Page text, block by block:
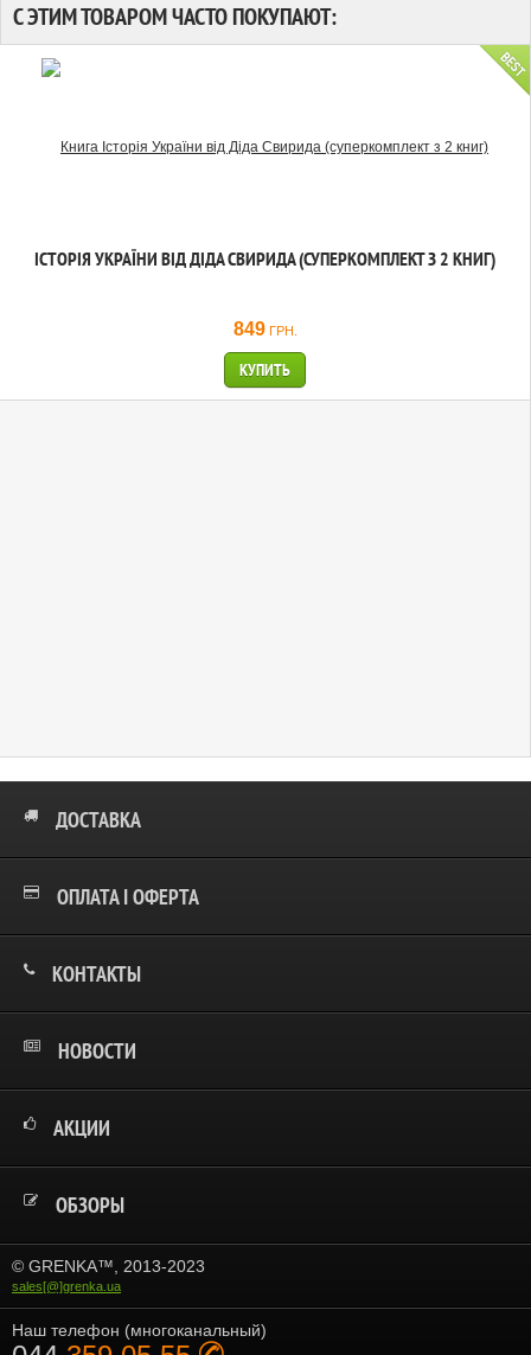
С ЭТИМ ТОВАРОМ ЧАСТО ПОКУПАЮТ:
ІСТОРІЯ УКРАЇНИ ВІД ДІДА СВИРИДА (СУПЕРКОМПЛЕКТ З 2 КНИГ)
849ГРН.
КУПИТЬ
ДОСТАВКА
ОПЛАТА І ОФЕРТА
КОНТАКТЫ
НОВОСТИ
АКЦИИ
ОБЗОРЫ
© GRENKA™, 2013-2023
sales[@]grenka.ua
Наш телефон (многоканальный)